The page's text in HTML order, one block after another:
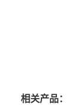
相关产品：